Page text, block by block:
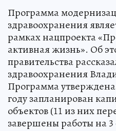
Программа
здравоохранения
рамках нацпроекта
активная жизнь». Об
правительства
здравоохранения
Программа утверждена
году запланирован
объектов (11 из них
завершены работы на